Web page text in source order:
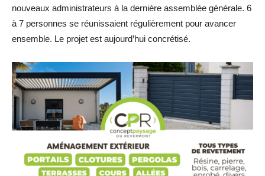
nouveaux administrateurs à la dernière assemblée générale. 6
à 7 personnes se réunissaient régulièrement pour avancer
ensemble. Le projet est aujourd’hui concrétisé.